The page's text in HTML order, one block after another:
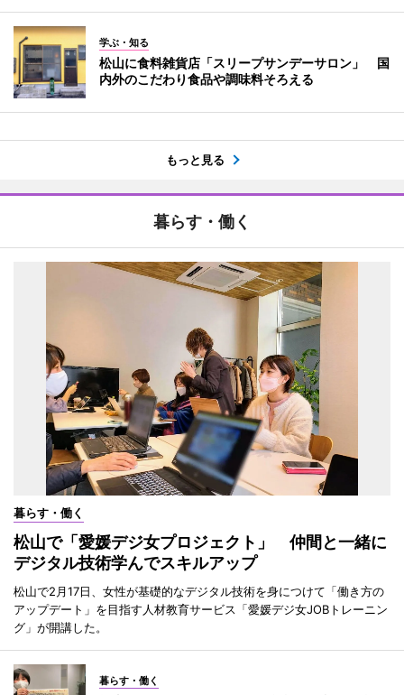
学ぶ・知る
松山に食料雑貨店「スリープサンデーサロン」 国
内外のこだわり食品や調味料そろえる
もっと見る
暮らす・働く
暮らす・働く
松山で「愛媛デジ女プロジェクト」 仲間と一緒に
デジタル技術学んでスキルアップ
松山で2月17日、女性が基礎的なデジタル技術を身につけて「働き方の
アップデート」を目指す人材教育サービス「愛媛デジ女JOBトレーニン
グ」が開講した。
暮らす・働く